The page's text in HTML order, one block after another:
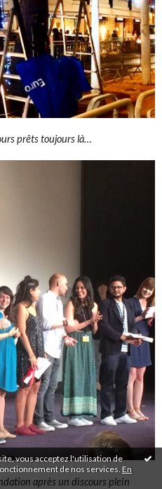
vous acceptez l'utilisation de
de nos services. En
prêts toujours là…
après un discours plein